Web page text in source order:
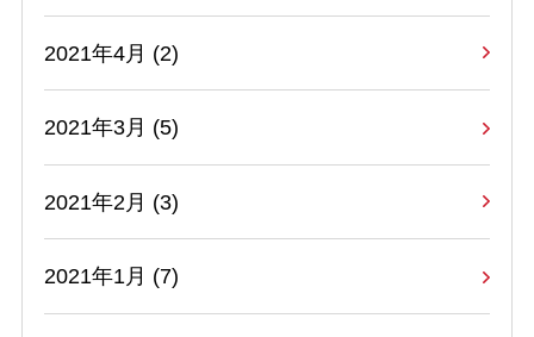
2021年4月 (2)
2021年3月 (5)
2021年2月 (3)
2021年1月 (7)